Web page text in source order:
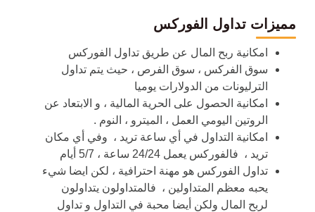
مميزات تداول الفوركس
امكانية ربح المال عن طريق تداول الفوركس
سوق الفركس ، سوق الفرص ، حيث يتم تداول
الترليونات من الدولارات يوميا
امكانية الحصول على الحرية المالية ، و الابتعاد عن
الروتين اليومي العمل ، الميترو ، النوم .
امكانية التداول في أي ساعة تريد ، وفي أي مكان
تريد ، فالفوركس يعمل 24/24 ساعة ، 5/7 أيام
تداول الفوركس هو مهنة احترافية ، لكن ايضا شيء
يحبه معظم المتداولين ، فالمتداولون يتداولون
لربح المال ولكن أيضا محبة في التداول و تداول